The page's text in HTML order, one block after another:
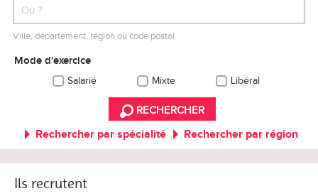
Ville, département, région ou code postal
Mode d'exercice
Salarié Mixte Libéral
RECHERCHER
Rechercher par spécialité Rechercher par région
Ils recrutent